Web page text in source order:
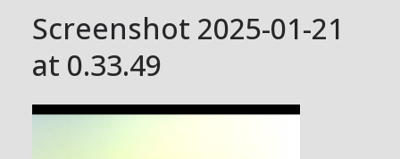
Screenshot 2025-01-21
at 0.33.49